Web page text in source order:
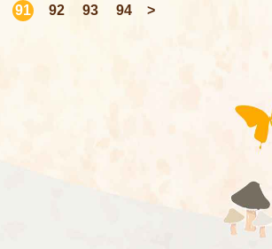
91 92 93 94 >